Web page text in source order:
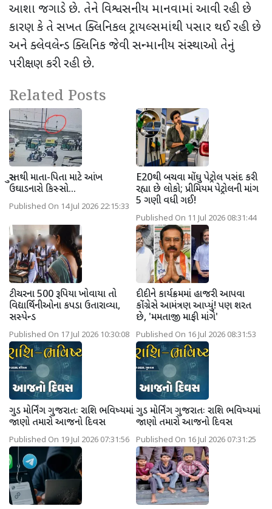
આશા જગાડે છે. તેને વિશ્વસનીય માનવામાં આવી રહી છે
કારણ કે તે સખત ક્લિનિકલ ટ્રાયલ્સમાંથી પસાર થઈ રહી છે
અને ક્લેવલેન્ડ ક્લિનિક જેવી સન્માનીય સંસ્થાઓ તેનું
પરીક્ષણ કરી રહી છે.
Related Posts
સુરતથી માતા-પિતા માટે આંખ
ઉઘાડનારો કિસ્સો...
Published On 14 Jul 2026 22:15:33
E20થી બચવા મોંઘુ પેટ્રોલ પસંદ કરી
રહ્યા છે લોકો; પ્રીમિયમ પેટ્રોલની માંગ
5 ગણી વધી ગઈ!
Published On 11 Jul 2026 08:31:44
ટીચરના 500 રૂપિયા ખોવાયા તો
વિદ્યાર્થિનીઓના કપડા ઉતારાવ્યા,
સસ્પેન્ડ
Published On 17 Jul 2026 10:30:08
દીદીને કાર્યક્રમમાં હાજરી આપવા
કોંગ્રેસે આમંત્રણ આપ્યું! પણ શરત
છે, 'મમતાજી માફી માંગે'
Published On 16 Jul 2026 08:31:53
ગુડ મોર્નિંગ ગુજરાતઃ રાશિ ભવિષ્યમાં
જાણો તમારો આજનો દિવસ
Published On 19 Jul 2026 07:31:56
ગુડ મોર્નિંગ ગુજરાતઃ રાશિ ભવિષ્યમાં
જાણો તમારો આજનો દિવસ
Published On 16 Jul 2026 07:31:25